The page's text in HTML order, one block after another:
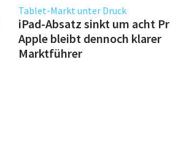
Tablet-Markt unter Druck
iPad-Absatz sinkt um acht
Apple bleibt dennoch klarer
Marktführer